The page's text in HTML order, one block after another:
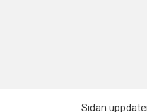
Sidan